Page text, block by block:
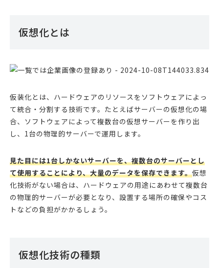
仮想化とは
仮装化とは、ハードウェアのリソースをソフトウェアによっ
て統合・分割する技術です。たとえばサーバーの仮想化の場
合、ソフトウェアによって複数台の仮想サーバーを作り出
し、1台の物理的サーバーで運用します。
見た目には1台しかないサーバーを、複数台のサーバーとし
て使用することにより、大量のデータを保存できます。仮想
化技術がない場合は、ハードウェアの用途にあわせて複数台
の物理的サーバーが必要となり、設置する場所の確保やコス
トなどの負担がかかるしょう。
仮想化技術の種類